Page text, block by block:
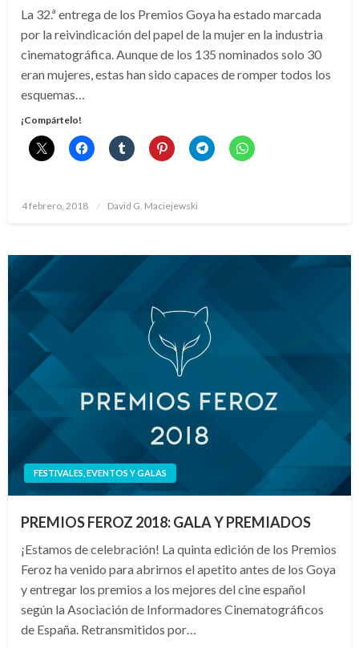
La 32.ª entrega de los Premios Goya ha estado marcada
por la reivindicación del papel de la mujer en la industria
cinematográfica. Aunque de los 135 nominados solo 30
eran mujeres, estas han sido capaces de romper todos los
esquemas…
¡Compártelo!
Publicado
4 febrero, 2018 David G. Maciejewski
FESTIVALES, EVENTOS Y GALAS
PREMIOS FEROZ 2018: GALA Y PREMIADOS
¡Estamos de celebración! La quinta edición de los Premios
Feroz ha venido para abrirnos el apetito antes de los Goya
y entregar los premios a los mejores del cine español
según la Asociación de Informadores Cinematográficos
de España. Retransmitidos por…